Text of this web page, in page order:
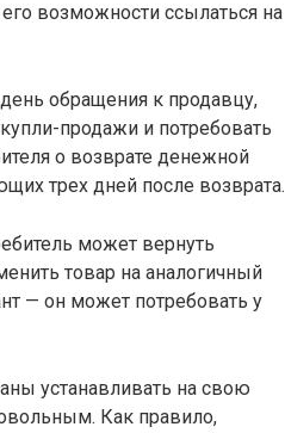
возможности ссылаться на
обращения к продавцу,
продажи и потребовать
о возврате денежной
трех дней после возврата.
может вернуть
товар на аналогичный
— он может потребовать у
устанавливать на свою
Как правило,